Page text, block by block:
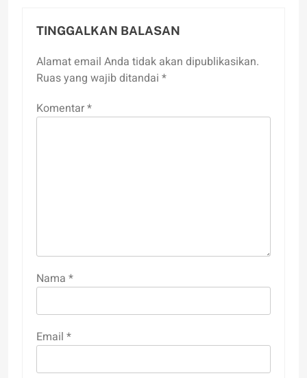
TINGGALKAN BALASAN
Alamat email Anda tidak akan dipublikasikan.
Ruas yang wajib ditandai *
Komentar*
Nama *
Email *